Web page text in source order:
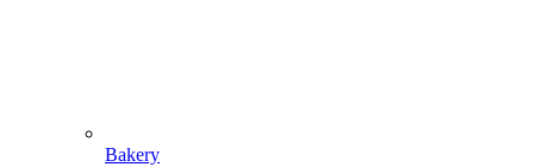
Bakery